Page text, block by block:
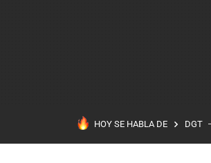
HOY SE HABLA DE DGT